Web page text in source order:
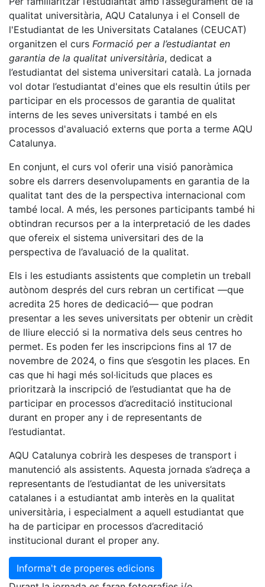
qualitat universitària, AQU Catalunya i el Consell de
l'Estudiantat de les Universitats Catalanes (CEUCAT)
organitzen el curs Formació per a l’estudiantat en
garantia de la qualitat universitària, dedicat a
l’estudiantat del sistema universitari català. La jornada
vol dotar l’estudiantat d'eines que els resultin útils per
participar en els processos de garantia de qualitat
interns de les seves universitats i també en els
processos d'avaluació externs que porta a terme AQU
Catalunya.
En conjunt, el curs vol oferir una visió panoràmica
sobre els darrers desenvolupaments en garantia de la
qualitat tant des de la perspectiva internacional com
també local. A més, les persones participants també hi
obtindran recursos per a la interpretació de les dades
que ofereix el sistema universitari des de la
perspectiva de l’avaluació de la qualitat.
Els i les estudiants assistents que completin un treball
autònom després del curs rebran un certificat —que
acredita 25 hores de dedicació— que podran
presentar a les seves universitats per obtenir un crèdit
de lliure elecció si la normativa dels seus centres ho
permet. Es poden fer les inscripcions fins al 17 de
novembre de 2024, o fins que s’esgotin les places. En
cas que hi hagi més sol·licituds que places es
prioritzarà la inscripció de l’estudiantat que ha de
participar en processos d’acreditació institucional
durant en proper any i de representants de
l’estudiantat.
AQU Catalunya cobrirà les despeses de transport i
manutenció als assistents. Aquesta jornada s’adreça a
representants de l’estudiantat de les universitats
catalanes i a estudiantat amb interès en la qualitat
universitària, i especialment a aquell estudiantat que
ha de participar en processos d’acreditació
institucional durant el proper any.
Informa't de properes edicions